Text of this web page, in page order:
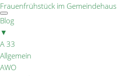
Frauenfrühstück im Gemeindehaus
Blog
▼
A 33
Allgemein
AWO